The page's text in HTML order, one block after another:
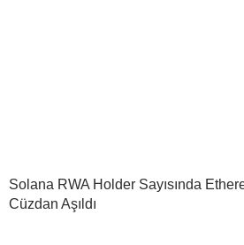
Solana RWA Holder Sayısında
Cüzdan Aşıldı